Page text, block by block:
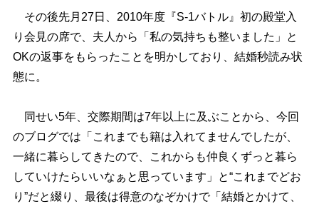
その後先月27日、2010年度『S-1バトル』初の殿堂入
り会見の席で、夫人から「私の気持ちも整いました」と
OKの返事をもらったことを明かしており、結婚秒読み状
態に。
同せい5年、交際期間は7年以上に及ぶことから、今回
のブログでは「これまでも籍は入れてませんでしたが、
一緒に暮らしてきたので、これからも仲良くずっと暮ら
していけたらいいなぁと思っています」と“これまでどお
り”だと綴り、最後は得意のなぞかけで「結婚とかけて、